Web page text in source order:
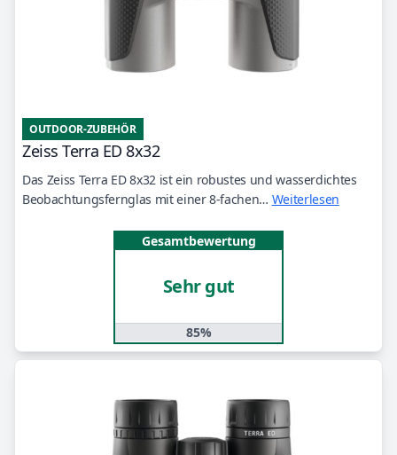
OUTDOOR-ZUBEHÖR
Zeiss Terra ED 8x32
Das Zeiss Terra ED 8x32 ist ein robustes und wasserdichtes
Beobachtungsfernglas mit einer 8-fachen… Weiterlesen
Gesamtbewertung
Sehr gut
85%